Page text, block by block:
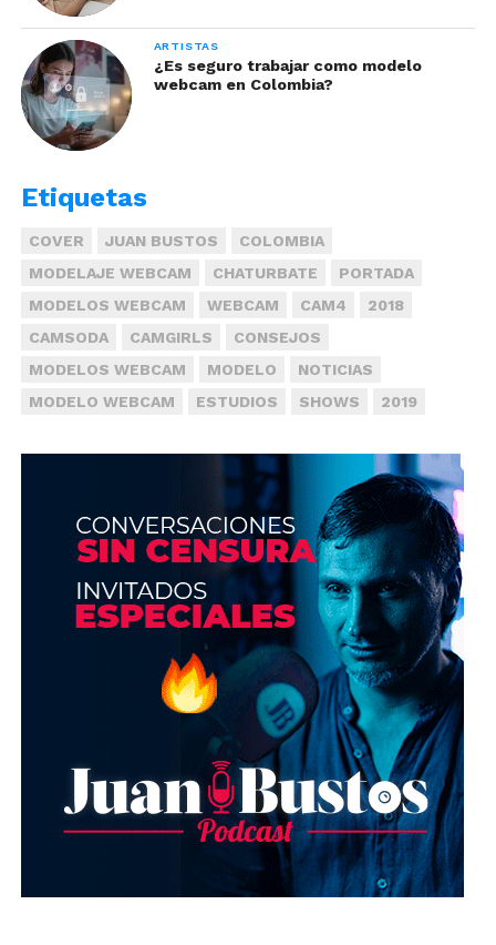
Directo Live: Una conexión
personalizada
El Directo Live permiten un acercamiento
función para interactuar directamente con tu
usuarios, responder preguntas en tiempo real y
mostrar tu autenticidad.
ARTISTAS
¿Es seguro trabajar como modelo
webcam en Colombia?
Etiquetas
COVER JUAN BUSTOS
COLOMBIA
MODELAJE WEBCAM
CHATURBATE
PORTADA
MODELOS WEBCAM
WEBCAM CAM4
2018
CAMSODA
CAMGIRLS
CONSEJOS
MODELOS WEBCAM
MODELO
NOTICIAS
MODELO WEBCAM
ESTUDIOS SHOWS 2019